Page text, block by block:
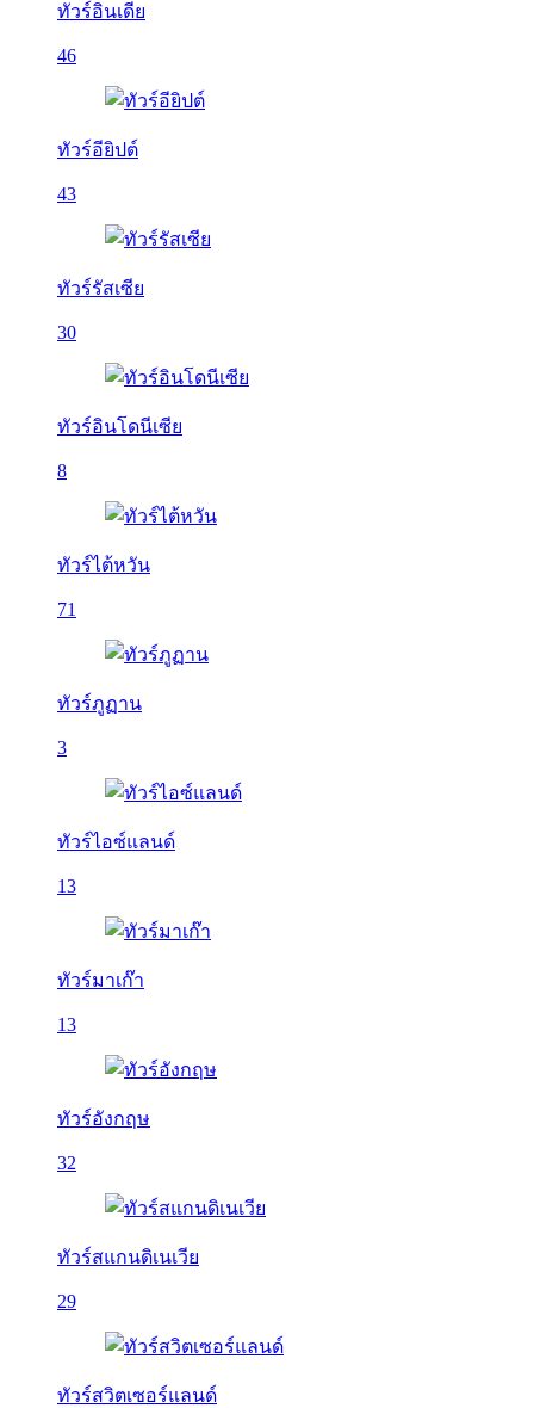
ทัวร์อินเดีย
46
ทัวร์อียิปต์
43
ทัวร์รัสเซีย
30
ทัวร์อินโดนีเซีย
8
ทัวร์ไต้หวัน
71
ทัวร์ภูฏาน
3
ทัวร์ไอซ์แลนด์
13
ทัวร์มาเก๊า
13
ทัวร์อังกฤษ
32
ทัวร์สแกนดิเนเวีย
29
ทัวร์สวิตเซอร์แลนด์